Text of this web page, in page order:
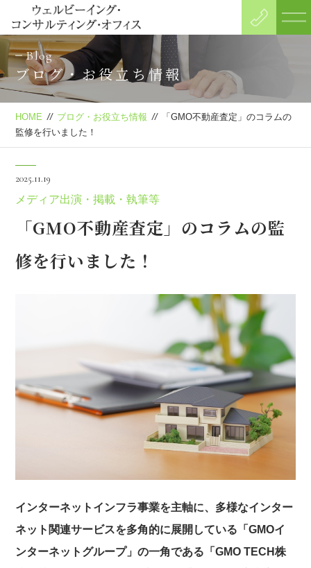
Blog
ブログ・お役立ち情報
HOME // ブログ・お役立ち情報 //
「GMO不動産査定」のコラムの
監修を行いました！
2025.11.19
メディア出演・掲載・執筆等
「GMO不動産査定」のコラムの監
修を行いました！
インターネットインフラ事業を主軸に、多様なインター
ネット関連サービスを多角的に展開している「GMOイ
ンターネットグループ」の一角である「GMO TECH株